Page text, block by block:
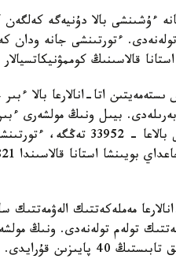
قالاسىنىڭ كوممۋنيكاتسيالار
اتا-انالارعا بالا
مەملەكەتتىك الەۋمەتتىك
تولەم تولەنەدى. ونىڭ
پايىزىن قۇرايدى.